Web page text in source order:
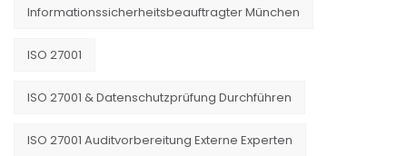
Informationssicherheitsbeauftragter München
ISO 27001
ISO 27001 & Datenschutzprüfung Durchführen
ISO 27001 Auditvorbereitung Externe Experten